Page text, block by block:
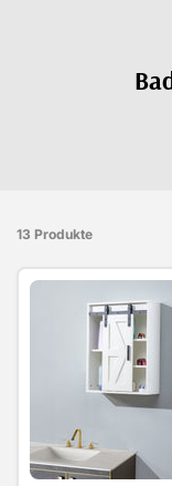
13 Produkte